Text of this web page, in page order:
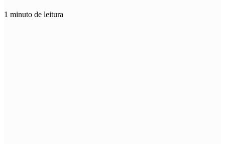
1 minuto de leitura